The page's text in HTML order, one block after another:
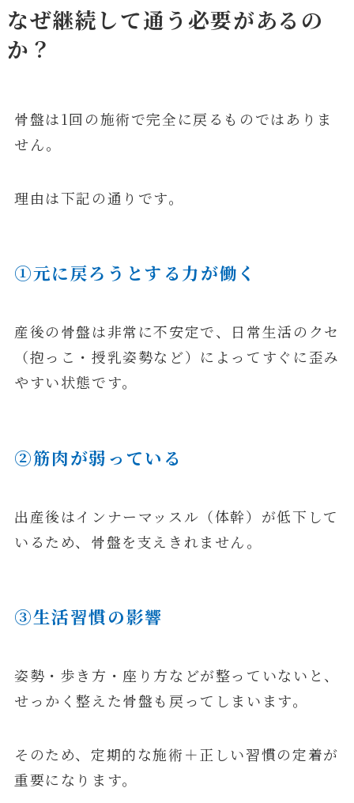
なぜ継続して通う必要があるの
か？
骨盤は1回の施術で完全に戻るものではありま
せん。
理由は下記の通りです。
①元に戻ろうとする力が働く
産後の骨盤は非常に不安定で、日常生活のクセ
（抱っこ・授乳姿勢など）によってすぐに歪み
やすい状態です。
②筋肉が弱っている
出産後はインナーマッスル（体幹）が低下して
いるため、骨盤を支えきれません。
③生活習慣の影響
姿勢・歩き方・座り方などが整っていないと、
せっかく整えた骨盤も戻ってしまいます。
そのため、定期的な施術＋正しい習慣の定着が
重要になります。